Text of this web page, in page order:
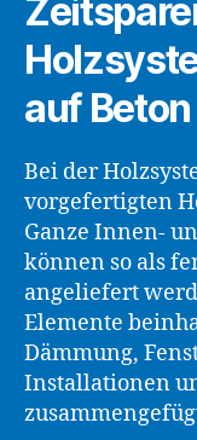
auf Beton
Bei der
vorgefertigten
Ganze Innen-
können so als
angeliefert
Elemente
Dämmung,
Installationen